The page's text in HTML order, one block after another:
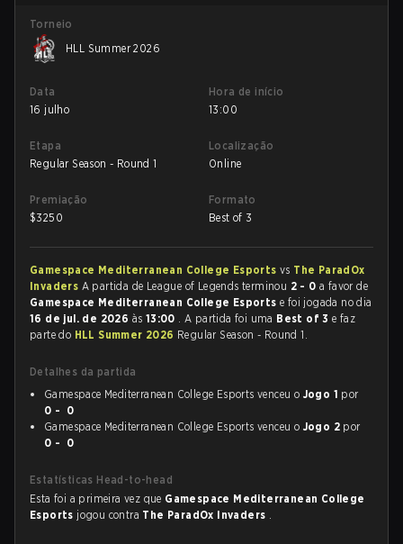
Torneio
HLL Summer 2026
Data
16 julho
Hora de início
13:00
Etapa
Regular Season - Round 1
Localização
Online
Premiação
$3250
Formato
Best of 3
Gamespace Mediterranean College Esports vs The ParadOx
Invaders A partida de League of Legends terminou 2 - 0 a favor de
Gamespace Mediterranean College Esports e foi jogada no dia
16 de jul. de 2026 às 13:00 . A partida foi uma Best of 3e faz
parte do HLL Summer 2026 Regular Season - Round 1.
Detalhes da partida
Gamespace Mediterranean College Esports venceu o Jogo 1 por
0 - 0
Gamespace Mediterranean College Esports venceu o Jogo 2 por
0 - 0
Estatísticas Head-to-head
Esta foi a primeira vez que Gamespace Mediterranean College
Esports jogou contra The ParadOx Invaders .